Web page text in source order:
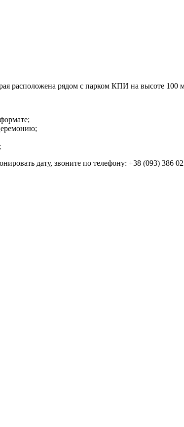
расположена рядом с парком КПИ на высоте
дату, звоните по телефону: +38 (093) 386